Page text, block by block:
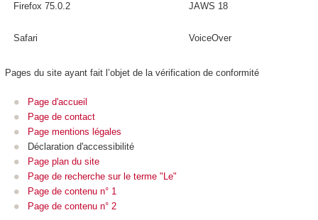
Firefox 75.0.2 JAWS 18
Safari VoiceOver
Pages du site ayant fait l’objet de la vérification de conformité
Page d'accueil
Page de contact
Page mentions légales
Déclaration d'accessibilité
Page plan du site
Page de recherche sur le terme "Le"
Page de contenu n° 1
Page de contenu n° 2